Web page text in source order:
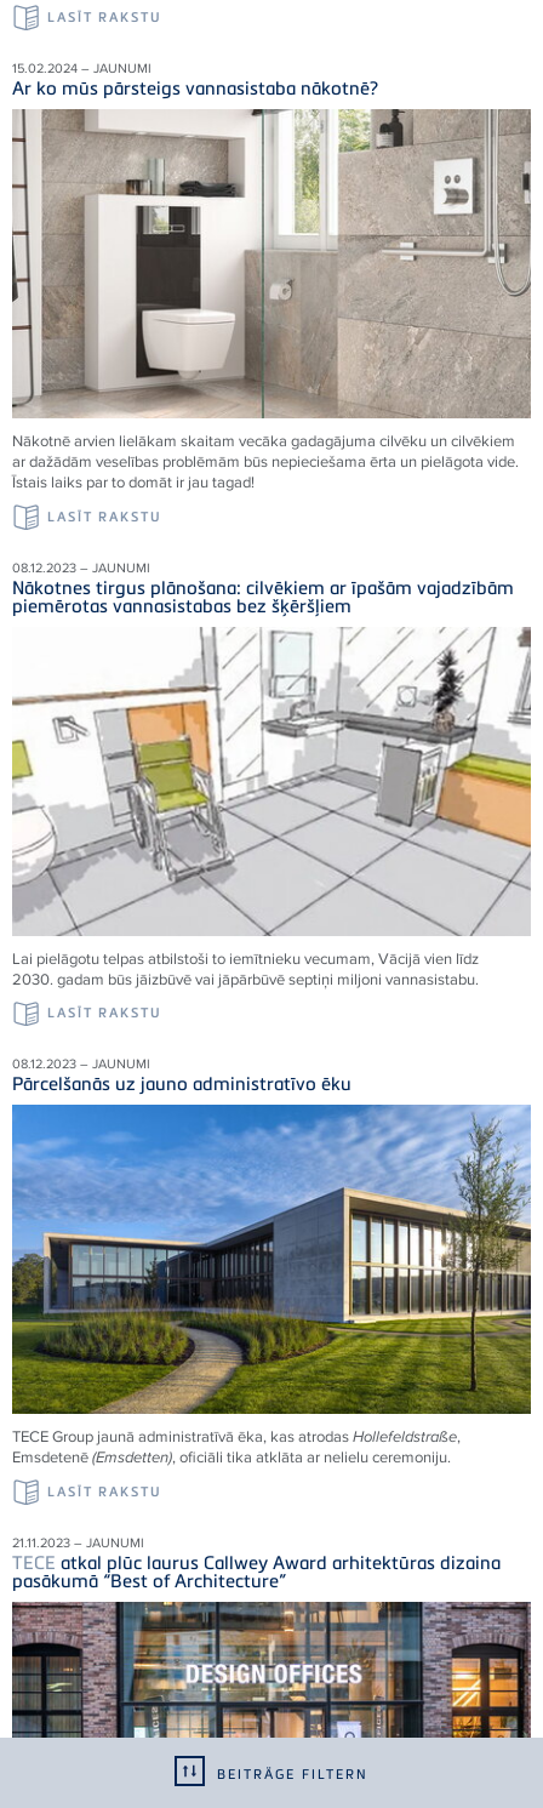
BEITRÄGE FILTERN
LASĪT RAKSTU
15.02.2024 – JAUNUMI
Ar ko mūs pārsteigs vannasistaba nākotnē?
Nākotnē arvien lielākam skaitam vecāka gadagājuma cilvēku un cilvēkiem
ar dažādām veselības problēmām būs nepieciešama ērta un pielāgota vide.
Īstais laiks par to domāt ir jau tagad!
LASĪT RAKSTU
08.12.2023 – JAUNUMI
Nākotnes tirgus plānošana: cilvēkiem ar īpašām vajadzībām
piemērotas vannasistabas bez šķēršļiem
Lai pielāgotu telpas atbilstoši to iemītnieku vecumam, Vācijā vien līdz
2030. gadam būs jāizbūvē vai jāpārbūvē septiņi miljoni vannasistabu.
LASĪT RAKSTU
08.12.2023 – JAUNUMI
Pārcelšanās uz jauno administratīvo ēku
TECEGroup jaunā administratīvā ēka, kas atrodasHollefeldstraße,
Emsdetenē(Emsdetten), oficiāli tika atklāta ar nelielu ceremoniju.
LASĪT RAKSTU
21.11.2023 – JAUNUMI
TECE atkal plūc laurus Callwey Award arhitektūras dizaina
pasākumā “Best of Architecture”